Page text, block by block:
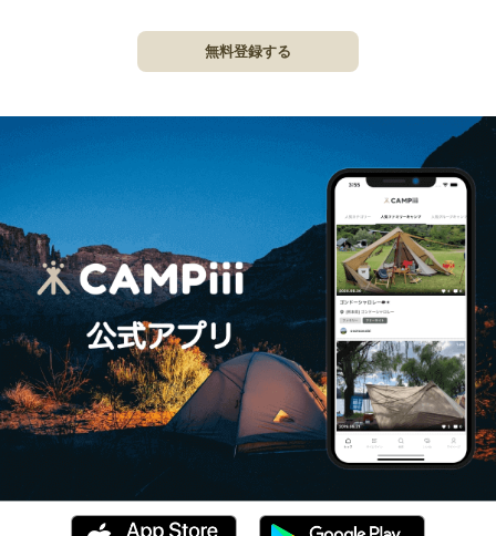
無料登録する